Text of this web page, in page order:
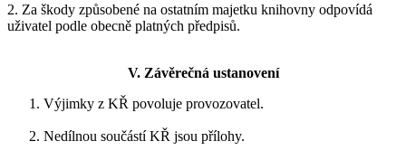
2. Za škody způsobené na ostatním majetku knihovny odpovídá
uživatel podle obecně platných předpisů.
V. Závěrečná ustanovení
Výjimky z KŘ povoluje provozovatel.
Nedílnou součástí KŘ jsou přílohy.